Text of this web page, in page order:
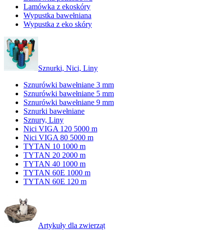
Lamówka z ekoskóry
Wypustka bawełniana
Wypustka z eko skóry
Sznurki, Nici, Liny
Sznurówki bawełniane 3 mm
Sznurówki bawełniane 5 mm
Sznurówki bawełniane 9 mm
Sznurki bawełniane
Sznury, Liny
Nici VIGA 120 5000 m
Nici VIGA 80 5000 m
TYTAN 10 1000 m
TYTAN 20 2000 m
TYTAN 40 1000 m
TYTAN 60E 1000 m
TYTAN 60E 120 m
Artykuły dla zwierząt